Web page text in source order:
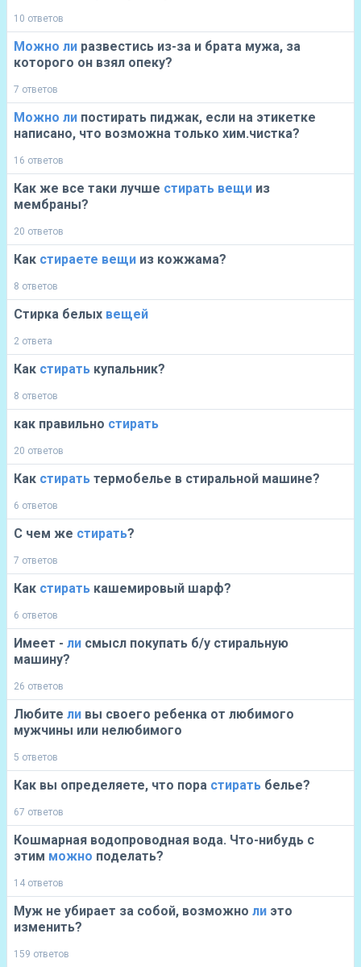
10 ответов
Можно ли развестись из-за и брата мужа, за
которого он взял опеку?
7 ответов
Можно ли постирать пиджак, если на этикетке
написано, что возможна только хим.чистка?
16 ответов
Как же все таки лучше стирать вещи из
мембраны?
20 ответов
Как стираете вещи из кожжама?
8 ответов
Стирка белых вещей
2 ответа
Как стирать купальник?
8 ответов
как правильно стирать
20 ответов
Как стирать термобелье в стиральной машине?
6 ответов
С чем же стирать?
7 ответов
Как стирать кашемировый шарф?
6 ответов
Имеет - ли смысл покупать б/у стиральную
машину?
26 ответов
Любите ли вы своего ребенка от любимого
мужчины или нелюбимого
5 ответов
Как вы определяете, что пора стирать белье?
67 ответов
Кошмарная водопроводная вода. Что-нибудь с
этим можно поделать?
14 ответов
Муж не убирает за собой, возможно ли это
изменить?
159 ответов